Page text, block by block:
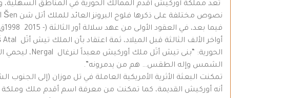
الشمس وإله الطقس… هم من يدمرونه”.